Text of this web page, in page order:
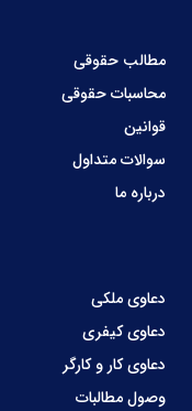
مطالب حقوقی
محاسبات حقوقی
قوانین
سوالات متداول
درباره ما
دعاوی ملکی
دعاوی کیفری
دعاوی کار و کارگر
وصول مطالبات